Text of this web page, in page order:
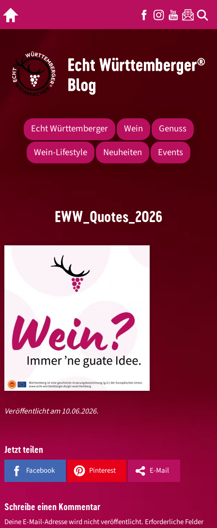
Echt Württemberger Wein
Genuss
Wein-Lifestyle
Neuheiten Events
EWW_Quotes_2026
Veröffentlicht am 10.06.2026.
Jetzt teilen
Facebook Pinterest E-Mail
Schreibe einen Kommentar
Deine E-Mail-Adresse wird nicht veröffentlicht. Erforderliche Felder